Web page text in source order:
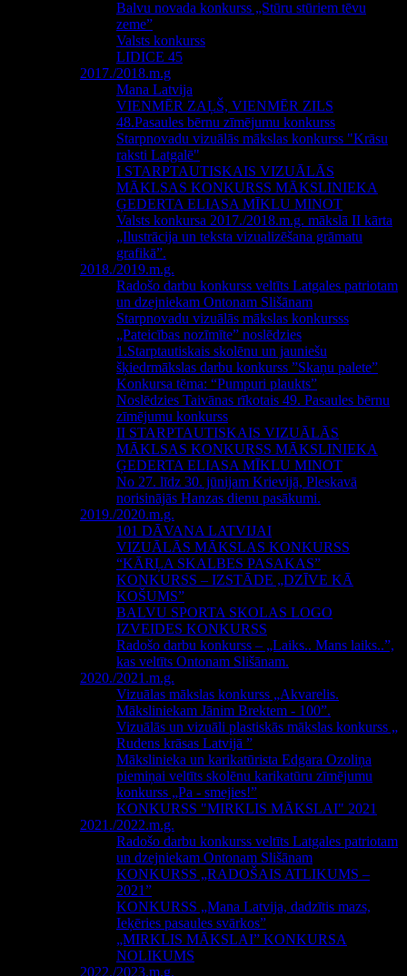
Balvu novada konkurss „Stūru stūriem tēvu
zeme”
Valsts konkurss
LIDICE 45
2017./2018.m.g
Mana Latvija
VIENMĒR ZAĻŠ, VIENMĒR ZILS
48.Pasaules bērnu zīmējumu konkurss
Starpnovadu vizuālās mākslas konkurss "Krāsu
raksti Latgalē"
I STARPTAUTISKAIS VIZUĀLĀS
MĀKLSAS KONKURSS MĀKSLINIEKA
ĢEDERTA ELIASA MĪKLU MINOT
Valsts konkursa 2017./2018.m.g. mākslā II kārta
„Ilustrācija un teksta vizualizēšana grāmatu
grafikā”.
2018./2019.m.g.
Radošo darbu konkurss veltīts Latgales patriotam
un dzejniekam Ontonam Slišānam
Starpnovadu vizuālās mākslas konkursss
„Pateicības nozīmīte” noslēdzies
1.Starptautiskais skolēnu un jauniešu
šķiedrmākslas darbu konkurss ”Skaņu palete”
Konkursa tēma: “Pumpuri plaukts”
Noslēdzies Taivānas rīkotais 49. Pasaules bērnu
zīmējumu konkurss
II STARPTAUTISKAIS VIZUĀLĀS
MĀKLSAS KONKURSS MĀKSLINIEKA
ĢEDERTA ELIASA MĪKLU MINOT
No 27. līdz 30. jūnijam Krievijā, Pleskavā
norisinājās Hanzas dienu pasākumi.
2019./2020.m.g.
101 DĀVANA LATVIJAI
VIZUĀLĀS MĀKSLAS KONKURSS
“KĀRĻA SKALBES PASAKAS”
KONKURSS – IZSTĀDE „DZĪVE KĀ
KOŠUMS”
BALVU SPORTA SKOLAS LOGO
IZVEIDES KONKURSS
Radošo darbu konkurss – „Laiks.. Mans laiks..”,
kas veltīts Ontonam Slišānam.
2020./2021.m.g.
Vizuālas mākslas konkurss „Akvarelis.
Māksliniekam Jānim Brektem - 100”.
Vizuālās un vizuāli plastiskās mākslas konkurss „
Rudens krāsas Latvijā ”
Mākslinieka un karikatūrista Edgara Ozoliņa
piemiņai veltīts skolēnu karikatūru zīmējumu
konkurss „Pa - smejies!”
KONKURSS "MIRKLIS MĀKSLAI" 2021
2021./2022.m.g.
Radošo darbu konkurss veltīts Latgales patriotam
un dzejniekam Ontonam Slišānam
KONKURSS „RADOŠAIS ATLIKUMS –
2021”
KONKURSS „Mana Latvija, dadzītis mazs,
Ieķēries pasaules svārkos”
„MIRKLIS MĀKSLAI” KONKURSA
NOLIKUMS
2022./2023.m.g.